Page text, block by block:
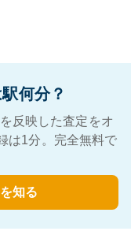
何分？
反映した査定をオ
は1分。完全無料で
知る